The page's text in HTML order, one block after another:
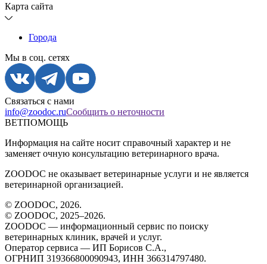
Карта сайта
Города
Мы в соц. сетях
Связаться с нами
info@zoodoc.ruСообщить о неточности
ВЕТПОМОЩЬ
Информация на сайте носит справочный характер и не
заменяет очную консультацию ветеринарного врача.
ZOODOC не оказывает ветеринарные услуги и не является
ветеринарной организацией.
© ZOODOC, 2026.
© ZOODOC, 2025–2026.
ZOODOC — информационный сервис по поиску
ветеринарных клиник, врачей и услуг.
Оператор сервиса — ИП Борисов С.А.,
ОГРНИП 319366800090943, ИНН 366314797480.